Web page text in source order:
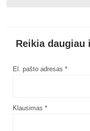
Reikia
El. pašto adresas *
Klausimas *